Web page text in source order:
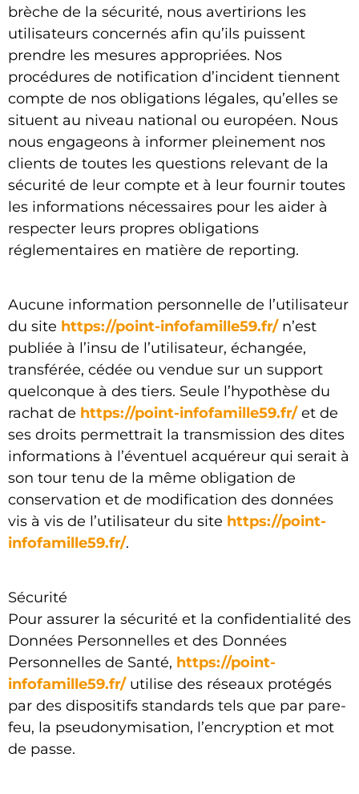
brèche de la sécurité, nous avertirions les
utilisateurs concernés afin qu’ils puissent
prendre les mesures appropriées. Nos
procédures de notification d’incident tiennent
compte de nos obligations légales, qu’elles se
situent au niveau national ou européen. Nous
nous engageons à informer pleinement nos
clients de toutes les questions relevant de la
sécurité de leur compte et à leur fournir toutes
les informations nécessaires pour les aider à
respecter leurs propres obligations
réglementaires en matière de reporting.
Aucune information personnelle de l’utilisateur
du site https://point-infofamille59.fr/n’est
publiée à l’insu de l’utilisateur, échangée,
transférée, cédée ou vendue sur un support
quelconque à des tiers. Seule l’hypothèse du
rachat de https://point-infofamille59.fr/et de
ses droits permettrait la transmission des dites
informations à l’éventuel acquéreur qui serait à
son tour tenu de la même obligation de
conservation et de modification des données
vis à vis de l’utilisateur du site https://point-
infofamille59.fr/.
Sécurité
Pour assurer la sécurité et la confidentialité des
Données Personnelles et des Données
Personnelles de Santé, https://point-
infofamille59.fr/utilise des réseaux protégés
par des dispositifs standards tels que par pare-
feu, la pseudonymisation, l’encryption et mot
de passe.